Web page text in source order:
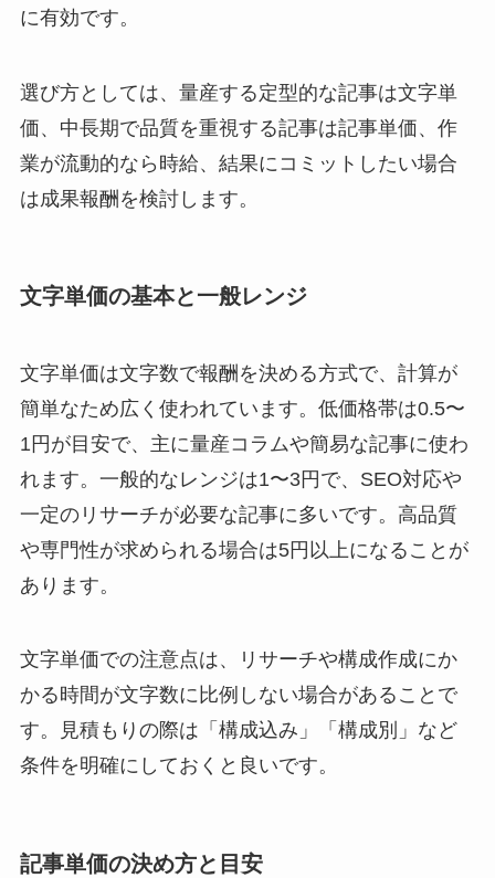
に有効です。
選び方としては、量産する定型的な記事は文字単
価、中長期で品質を重視する記事は記事単価、作
業が流動的なら時給、結果にコミットしたい場合
は成果報酬を検討します。
文字単価の基本と一般レンジ
文字単価は文字数で報酬を決める方式で、計算が
簡単なため広く使われています。低価格帯は0.5〜
1円が目安で、主に量産コラムや簡易な記事に使わ
れます。一般的なレンジは1〜3円で、SEO対応や
一定のリサーチが必要な記事に多いです。高品質
や専門性が求められる場合は5円以上になることが
あります。
文字単価での注意点は、リサーチや構成作成にか
かる時間が文字数に比例しない場合があることで
す。見積もりの際は「構成込み」「構成別」など
条件を明確にしておくと良いです。
記事単価の決め方と目安